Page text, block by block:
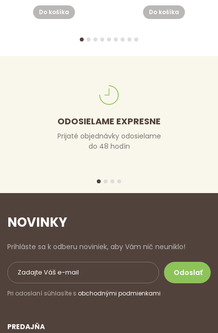
Do košíka Do košíka
ODOSIELAME EXPRESNE
Prijaté objednávky odosielame
do 48 hodín
NOVINKY
Prihláste sa k odberu noviniek, aby Vám nič neuniklo!
Pri odoslaní súhlasíte s obchodnými podmienkami
PREDAJŇA